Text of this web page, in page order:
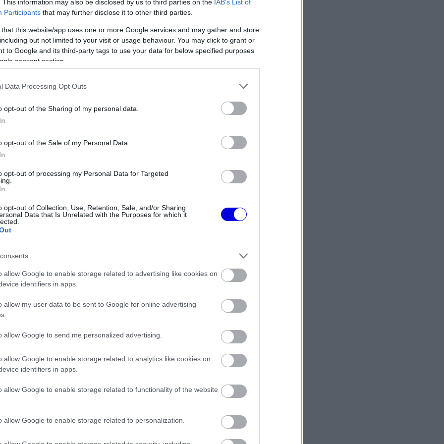
This information may also be disclosed by us to third parties on the IAB’s List of
Participants that may further disclose it to other third parties.
that this website/app uses one or more Google services and may gather and store
but not limited to your visit or usage behaviour. You may click to grant or
to Google and its third-party tags to use your data for below specified purposes
consent section.
Data Processing Opt Outs
opt-out of the Sharing of my personal data.
opt-out of the Sale of my Personal Data.
opt-out of processing my Personal Data for Targeted
opt-out of Collection, Use, Retention, Sale, and/or Sharing
Data that Is Unrelated with the Purposes for which it
allow Google to enable storage related to advertising like cookies on
identifiers in apps.
allow my user data to be sent to Google for online advertising
allow Google to send me personalized advertising.
allow Google to enable storage related to analytics like cookies on
identifiers in apps.
allow Google to enable storage related to functionality of the website
allow Google to enable storage related to personalization.
az
Nagydíjra az
nyernie a McLarennel
voltak gondok. Az idény közepén
óta vezette a csapatot, és akinek
A helyére Laurent Mekies érkezett, aki
ez most is így van. Sokat köszönhetünk
örökre megmarad” – emlékezett vissza
küzdött, és nem látszott a
váltani.”
elődjéhez képest, de jól kijön vele is.
több csapatnál is trend lett. Talán
részletekről, ami segített az autó